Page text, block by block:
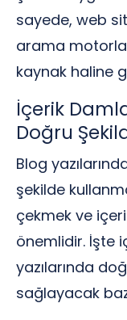
sayede, web
arama
kaynak haline
İçerik
Doğru
Blog
şekilde
çekmek ve
önemlidir. İşte
yazılarında
sağlayacak